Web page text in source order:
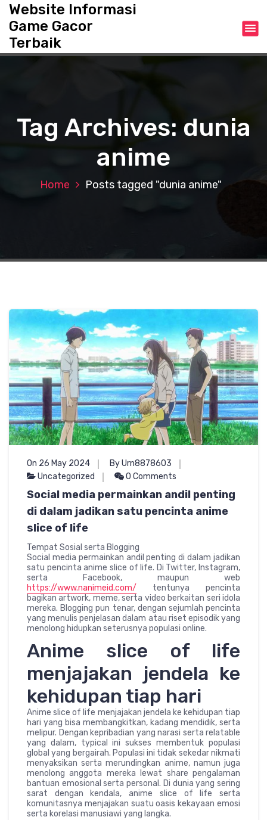
t
Website Informasi
Game Gacor
Terbaik
Tag Archives: dunia
anime
Home Posts tagged "dunia anime"
On 26 May 2024
By Urn8878603
Uncategorized
0 Comments
Social media permainkan andil penting
di dalam jadikan satu pencinta anime
slice of life
Tempat Sosial serta Blogging
Social media permainkan andil penting di dalam jadikan
satu pencinta anime slice of life. Di Twitter, Instagram,
serta Facebook, maupun web
https://www.nanimeid.com/ tentunya pencinta
bagikan artwork, meme, serta video berkaitan seri idola
mereka. Blogging pun tenar, dengan sejumlah pencinta
yang menulis penjelasan dalam atau riset episodik yang
menolong hidupkan seterusnya populasi online.
Anime slice of life
menjajakan jendela ke
kehidupan tiap hari
Anime slice of life menjajakan jendela ke kehidupan tiap
hari yang bisa membangkitkan, kadang mendidik, serta
melipur. Dengan kepribadian yang narasi serta relatable
yang dalam, typical ini sukses membentuk populasi
global yang bergairah. Populasi ini tidak sekedar nikmati
menyaksikan serta merundingkan anime, namun juga
menolong anggota mereka lewat share pengalaman
bantuan emosional serta personal. Di dunia yang sering
sarat dengan kendala, anime slice of life serta
komunitasnya menjajakan suatu oasis kekayaan emosi
serta korelasi manusiawi yang langka.